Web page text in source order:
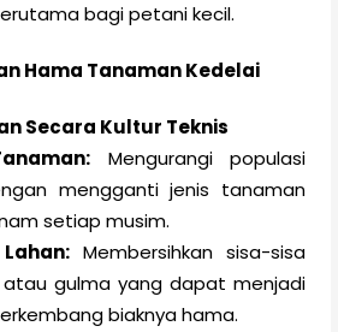
bagi petani kecil.
Hama Tanaman Kedelai
Secara Kultur Teknis
Mengurangi populasi
mengganti jenis tanaman
setiap musim.
Membersihkan sisa-sisa
gulma yang dapat menjadi
biaknya hama.